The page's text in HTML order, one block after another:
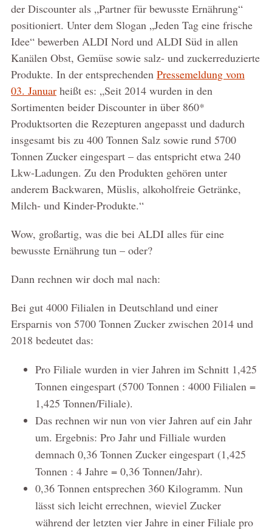
der Discounter als „Partner für bewusste Ernährung“
positioniert. Unter dem Slogan „Jeden Tag eine frische
Idee“ bewerben ALDI Nord und ALDI Süd in allen
Kanälen Obst, Gemüse sowie salz- und zuckerreduzierte
Produkte. In der entsprechenden Pressemeldung vom
03. Januarheißt es: „Seit 2014 wurden in den
Sortimenten beider Discounter in über 860*
Produktsorten die Rezepturen angepasst und dadurch
insgesamt bis zu 400 Tonnen Salz sowie rund 5700
Tonnen Zucker eingespart – das entspricht etwa 240
Lkw-Ladungen. Zu den Produkten gehören unter
anderem Backwaren, Müslis, alkoholfreie Getränke,
Milch- und Kinder-Produkte.“
Wow, großartig, was die bei ALDI alles für eine
bewusste Ernährung tun – oder?
Dann rechnen wir doch mal nach:
Bei gut 4000 Filialen in Deutschland und einer
Ersparnis von 5700 Tonnen Zucker zwischen 2014 und
2018 bedeutet das:
Pro Filiale wurden in vier Jahren im Schnitt 1,425
Tonnen eingespart (5700 Tonnen : 4000 Filialen =
1,425 Tonnen/Filiale).
Das rechnen wir nun von vier Jahren auf ein Jahr
um. Ergebnis: Pro Jahr und Filliale wurden
demnach 0,36 Tonnen Zucker eingespart (1,425
Tonnen : 4 Jahre = 0,36 Tonnen/Jahr).
0,36 Tonnen entsprechen 360 Kilogramm. Nun
lässt sich leicht errechnen, wieviel Zucker
während der letzten vier Jahre in einer Filiale pro